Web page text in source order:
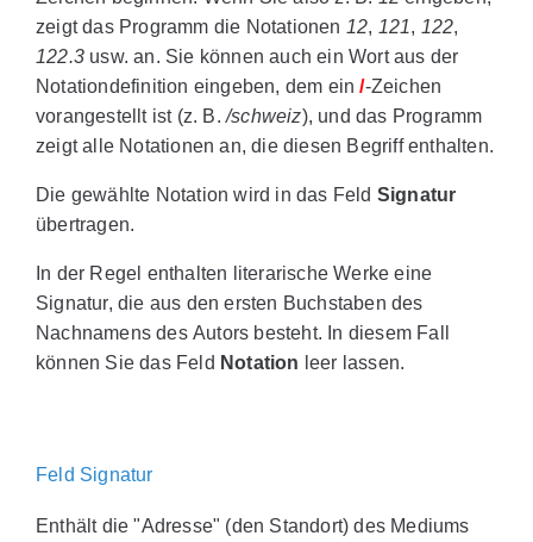
zeigt das Programm die Notationen 12, 121, 122,
122.3 usw. an. Sie können auch ein Wort aus der
Notationdefinition eingeben, dem ein/-Zeichen
vorangestellt ist (z. B./schweiz), und das Programm
zeigt alle Notationen an, die diesen Begriff enthalten.
Die gewählte Notation wird in das Feld Signatur
übertragen.
In der Regel enthalten literarische Werke eine
Signatur, die aus den ersten Buchstaben des
Nachnamens des Autors besteht. In diesem Fall
können Sie das Feld Notation leer lassen.
Feld Signatur
Enthält die "Adresse" (den Standort) des Mediums